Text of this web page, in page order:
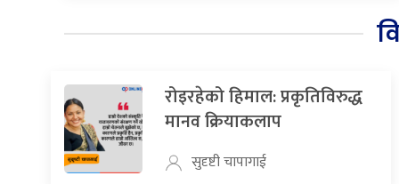
रोइरहेको हिमाल: प्रकृतिविरुद्ध
मानव क्रियाकलाप
सुदृष्टी चापागाई